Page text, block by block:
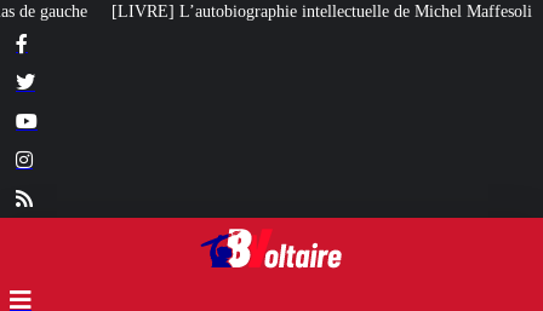
intellectuelle de Michel Maffesoli Pour regagner son influence